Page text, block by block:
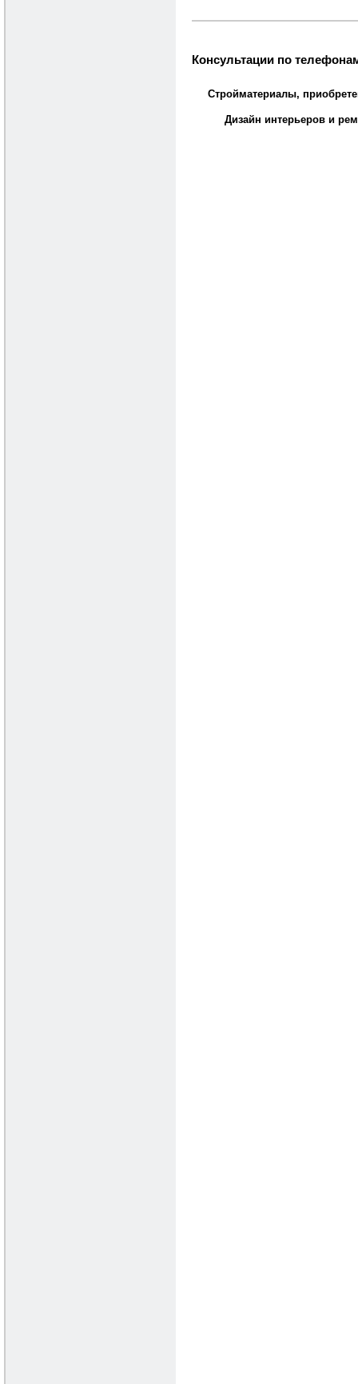
Консультации по
Стройматериалы,
Дизайн интерьеров и